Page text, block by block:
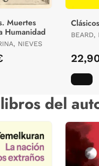
Muertes
Humanidad
NIEVES
BEARD,
del